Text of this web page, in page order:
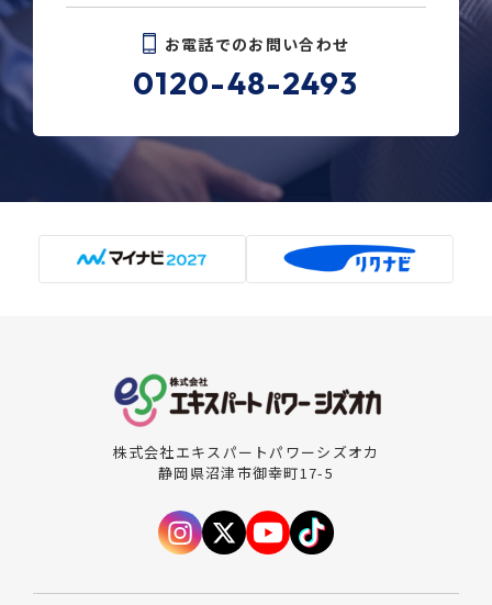
お電話でのお問い合わせ
0120-48-2493
株式会社エキスパートパワーシズオカ
静岡県沼津市御幸町17-5